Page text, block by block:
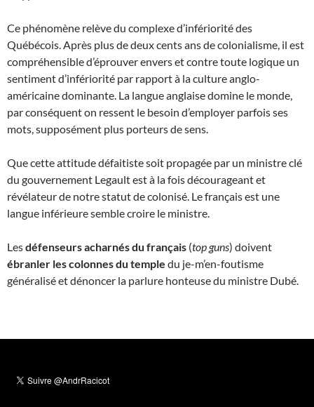
Ce phénomène relève du complexe d’infériorité des
Québécois. Après plus de deux cents ans de colonialisme, il est
compréhensible d’éprouver envers et contre toute logique un
sentiment d’infériorité par rapport à la culture anglo-
américaine dominante. La langue anglaise domine le monde,
par conséquent on ressent le besoin d’employer parfois ses
mots, supposément plus porteurs de sens.
Que cette attitude défaitiste soit propagée par un ministre clé
du gouvernement Legault est à la fois décourageant et
révélateur de notre statut de colonisé. Le français est une
langue inférieure semble croire le ministre.
Lesdéfenseurs acharnés du français (top guns) doivent
ébranler les colonnes du temple du je-m’en-foutisme
généralisé et dénoncer la parlure honteuse du ministre Dubé.